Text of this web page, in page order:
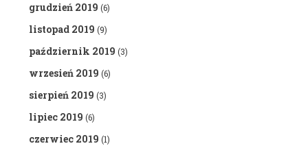
grudzień 2019 (6)
listopad 2019 (9)
październik 2019 (3)
wrzesień 2019 (6)
sierpień 2019 (3)
lipiec 2019 (6)
czerwiec 2019 (1)